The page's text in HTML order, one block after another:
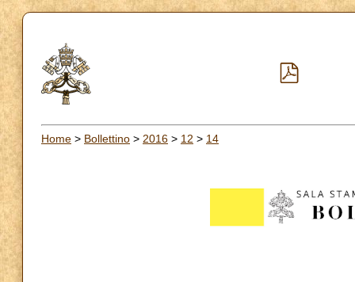
Home > Bollettino > 2016 > 12 > 14